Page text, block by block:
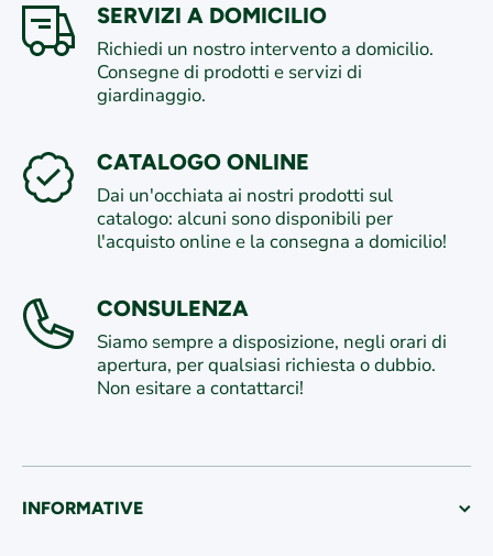
SERVIZI A DOMICILIO
Richiedi un nostro intervento a domicilio.
Consegne di prodotti e servizi di
giardinaggio.
CATALOGO ONLINE
Dai un'occhiata ai nostri prodotti sul
catalogo: alcuni sono disponibili per
l'acquisto online e la consegna a domicilio!
CONSULENZA
Siamo sempre a disposizione, negli orari di
apertura, per qualsiasi richiesta o dubbio.
Non esitare a contattarci!
INFORMATIVE